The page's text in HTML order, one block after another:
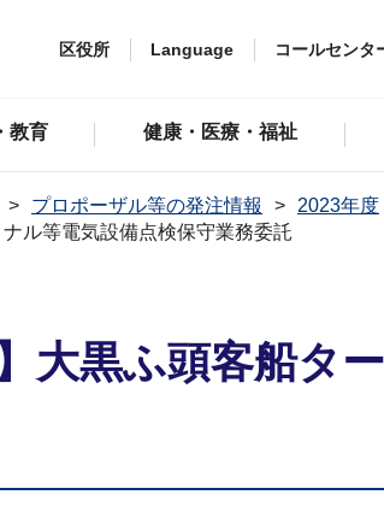
区役所 Language コールセンタ
教育 健康・医療・福祉
プロポーザル等の発注情報 2023年度
ル等電気設備点検保守業務委託
大黒ふ頭客船タ